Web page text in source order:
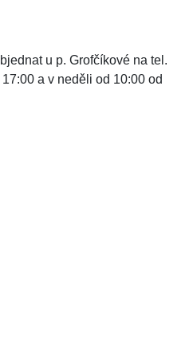
u p. Grofčíkové na tel.
a v neděli od 10:00 od